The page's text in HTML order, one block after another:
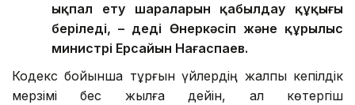
ықпал ету шараларын қабылдау құқығы
беріледі, – деді Өнеркәсіп және құрылыс
министрі Ерсайын Нағаспаев.
Кодекс бойынша тұрғын үйлердің жалпы кепілдік
мерзімі бес жылға дейін, ал көтергіш